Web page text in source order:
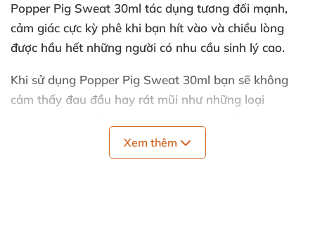
Popper Pig Sweat 30ml tác dụng tương đối mạnh,
cảm giác cực kỳ phê khi bạn hít vào và chiều lòng
được hầu hết những người có nhu cầu sinh lý cao.
Khi sử dụng Popper Pig Sweat 30ml bạn sẽ không
cảm thấy đau đầu hay rát mũi như những loại
Xem thêm